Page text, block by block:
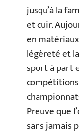
jusqu’à la
et cuir.
en
légèreté et
sport à part
Preuve que
sans jamais